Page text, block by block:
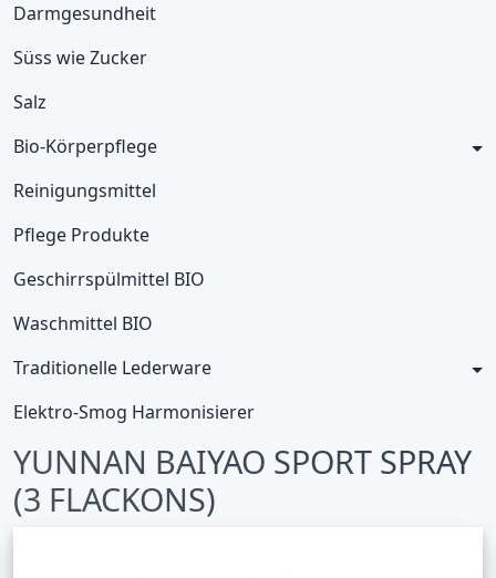
Darmgesundheit
Süss wie Zucker
Salz
Bio-Körperpflege
Reinigungsmittel
Pflege Produkte
Geschirrspülmittel BIO
Waschmittel BIO
Traditionelle Lederware
Elektro-Smog Harmonisierer
YUNNAN BAIYAO SPORT SPRAY
(3 FLACKONS)